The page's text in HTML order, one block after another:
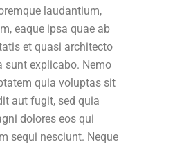
laudantium,
eaque ipsa quae ab
et quasi architecto
sunt explicabo. Nemo
quia voluptas sit
aut fugit, sed quia
dolores eos qui
sequi nesciunt. Neque